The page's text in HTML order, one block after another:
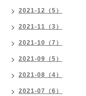
2021-12（5）
2021-11（3）
2021-10（7）
2021-09（5）
2021-08（4）
2021-07（6）